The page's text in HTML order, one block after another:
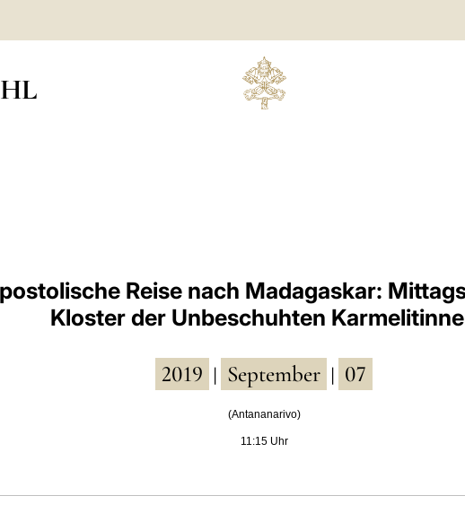
Reise nach Madagaskar:
Kloster der Unbeschuhten
2019 September 07
(Antananarivo)
11:15 Uhr